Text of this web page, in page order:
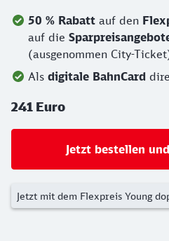
50 % Rabatt auf den
auf die
(ausgenommen City-
Als digitale BahnCard
241 Euro
Jetzt bestellen
Jetzt mit dem Flexpreis Young